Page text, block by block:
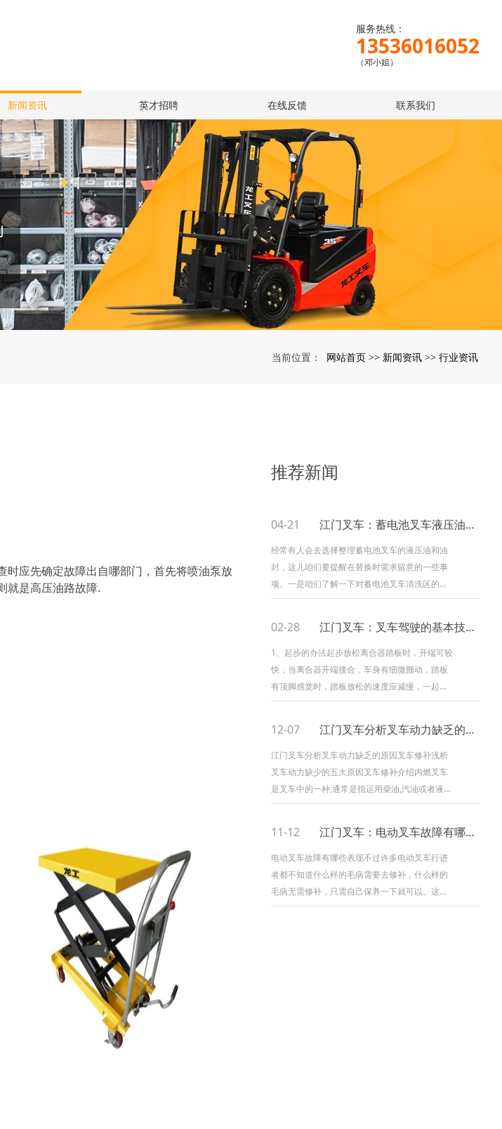
服务热线：
13536016052
（邓小姐）
新闻资讯 英才招聘 在线反馈 联系我们
当前位置： 网站首页 >> 新闻资讯 >> 行业资讯
应先确定故障出自哪部门，首先将喷油泵放
就是高压油路故障.
推荐新闻
04-21 江门叉车：蓄电池叉车液压油更换注意事项
经常有人会去选择整理蓄电池叉车的液压油和油
封，这儿咱们要提醒在替换时需求留意的一些事
项。一是咱们了解一下对蓄电池叉车清洗区的清
洗。将液压油储存在清洗部位，蓄电池叉车加换
下降主绳的抗拉强度，并且，因为U形环使绳头
弯曲，如有松动和滑移，绳头也不会从U形环中
02-28 江门叉车：叉车驾驶的基本技巧
1、起步的办法起步放松离合器踏板时，开端可较
快，当离合器开端接合，车身有细微颤动，踏板
有顶脚感觉时，踏板放松的速度应减慢，一起还
要缓缓踩下油门，使发动机转速逐渐进步，动力
速将离合器踏板放松。2、上坡起步在上坡途中起
步时，应一手握紧手制动杆，一手
12-07 江门叉车分析叉车动力缺乏的原因
江门叉车分析叉车动力缺乏的原因叉车修补浅析
叉车动力缺少的五大原因叉车修补介绍内燃叉车
是叉车中的一种,通常是指运用柴油,汽油或者液化
石油气为燃料,由发动机提供动力的叉车.叉车修补
因:一.工作中忽然发现内燃叉车动力缺少 可能是
调理齿杆卡住,不能移到供油位
11-12 江门叉车：电动叉车故障有哪些表现
电动叉车故障有哪些表现不过许多电动叉车行进
者都不知道什么样的毛病需要去修补，什么样的
毛病无需修补，只需自己保养一下就可以。这样
就会导致许多人由于一点小毛病就要去修理店去